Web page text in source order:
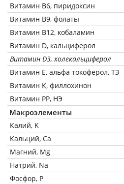
Витамин В6, пиридоксин
Витамин В9, фолаты
Витамин В12, кобаламин
Витамин D, кальциферол
Витамин D3, холекальциферол
Витамин Е, альфа токоферол, ТЭ
Витамин К, филлохинон
Витамин РР, НЭ
Макроэлементы
Калий, K
Кальций, Ca
Магний, Mg
Натрий, Na
Фосфор, P